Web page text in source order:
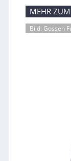
MEHR
Bild: Gossen